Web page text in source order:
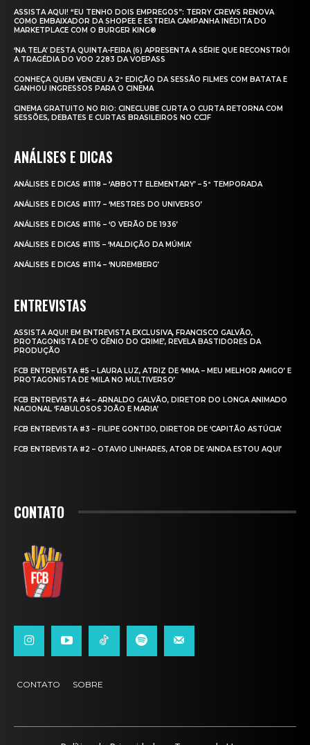
ASSISTA AQUI! “EU TENHO DOIS EMPREGOS”: TERRY CREWS RENOVA
COMO EMBAIXADOR DA SHOPEE E ESTREIA CAMPANHA INÉDITA DO
MARKETPLACE COM O BURGER KING®
‘NA TELA’ DESTA QUINTA-FEIRA (6) APRESENTA A SÉRIE QUE RECONSTRÓI
A TRAGÉDIA DO VOO 2283 DA VOEPASS
CONHEÇA QUEM VENCEU A 2ª EDIÇÃO DA SESSÃO FILMES COM BATATA E
GANHOU INGRESSOS PARA O CINEMA
CINEMA GRATUITO NO RIO: CINECLUBE CURTA O CURTA RETORNA COM
SESSÕES, DEBATES E CURTAS BRASILEIROS NO CCJF
ANÁLISES E DICAS
ANÁLISES E DICAS #1118 – ‘ABBOTT ELEMENTARY’ – 5ª TEMPORADA
ANÁLISES E DICAS #1117 – ‘MESTRES DO UNIVERSO’
ANÁLISES E DICAS #1116 – ‘O VERÃO DE 1936’
ANÁLISES E DICAS #1115 – ‘MALDIÇÃO DA MÚMIA’
ANÁLISES E DICAS #1114 – ‘NUREMBERG’
ENTREVISTAS
ASSISTA AQUI! EM ENTREVISTA EXCLUSIVA, FRANCISCO GALVÃO,
PROTAGONISTA DE ‘O GÊNIO DO CRIME’, REVELA BASTIDORES DA
PRODUÇÃO
FCB ENTREVISTA #5 – LAURA LUZ, ATRIZ DE ‘MMA – MEU MELHOR AMIGO’ E
PROTAGONISTA DE ‘MILA NO MULTIVERSO’
FCB ENTREVISTA #4 – ARNALDO GALVÃO, DIRETOR DO LONGA ANIMADO
NACIONAL ‘FABULOSOS JOÃO E MARIA’
FCB ENTREVISTA #3 – FILIPE GONTIJO, DIRETOR DE ‘CAPITÃO ASTÚCIA’
FCB ENTREVISTA #2 – OTAVIO LINHARES, ATOR DE ‘AINDA ESTOU AQUI’
CONTATO
CONTATO SOBRE